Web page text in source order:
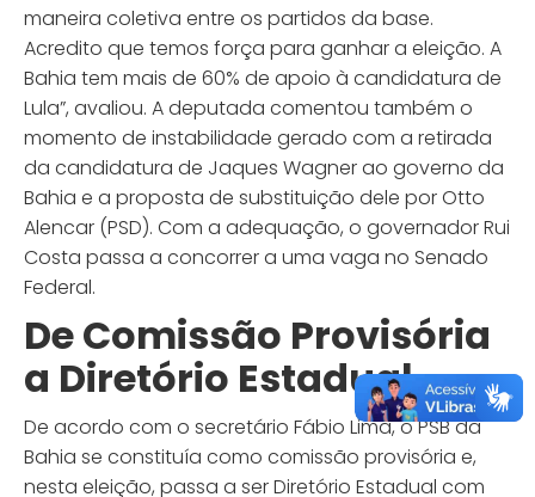
maneira coletiva entre os partidos da base.
Acredito que temos força para ganhar a eleição. A
Bahia tem mais de 60% de apoio à candidatura de
Lula”, avaliou. A deputada comentou também o
momento de instabilidade gerado com a retirada
da candidatura de Jaques Wagner ao governo da
Bahia e a proposta de substituição dele por Otto
Alencar (PSD). Com a adequação, o governador Rui
Costa passa a concorrer a uma vaga no Senado
Federal.
De Comissão Provisória
a Diretório Estadual
De acordo com o secretário Fábio Lima, o PSB da
Bahia se constituía como comissão provisória e,
nesta eleição, passa a ser Diretório Estadual com